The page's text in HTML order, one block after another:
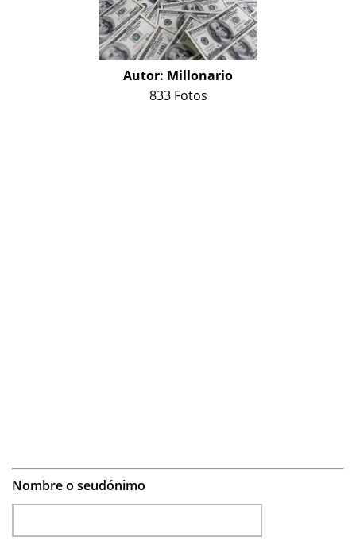
Autor: Millonario
833 Fotos
Nombre o seudónimo